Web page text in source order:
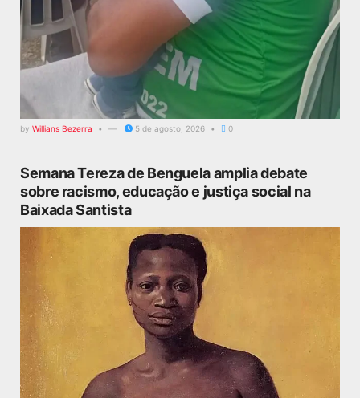
by Willians Bezerra 5 de agosto, 2026 0
Semana Tereza de Benguela amplia debate
sobre racismo, educação e justiça social na
Baixada Santista